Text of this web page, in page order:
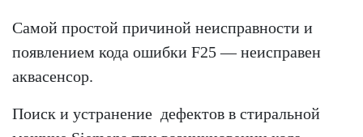
Самой простой причиной неисправности и
появлением кода ошибки F25 — неисправен
аквасенсор.
Поиск и устранение дефектов в стиральной